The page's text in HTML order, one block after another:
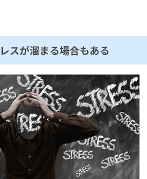
スが溜まる場合もある